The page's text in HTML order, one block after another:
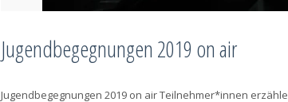
Jugendbegegnungen 2019 on air
Jugendbegegnungen 2019 on air Teilnehmer*innen